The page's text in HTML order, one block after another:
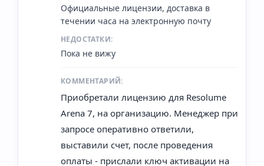
Официальные лицензии, доставка в
течении часа на электронную почту
НЕДОСТАТКИ:
Пока не вижу
КОММЕНТАРИЙ:
Приобретали лицензию для Resolume
Arena 7, на организацию. Менеджер при
запросе оперативно ответили,
выставили счет, после проведения
оплаты - прислали ключ активации на